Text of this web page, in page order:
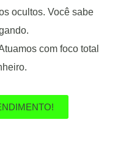
ocultos. Você sabe
com foco total